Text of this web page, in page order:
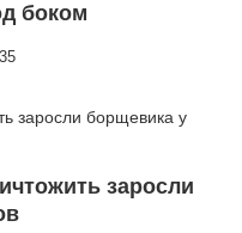
боком
35
заросли